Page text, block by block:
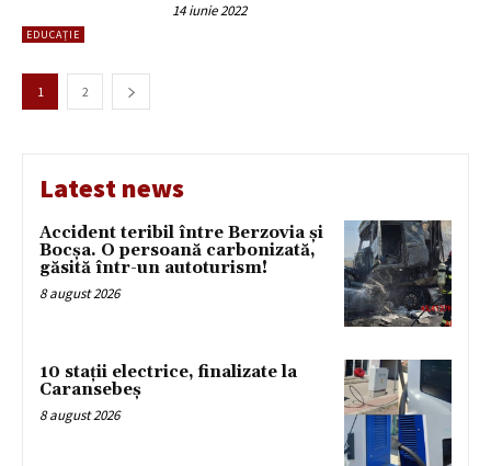
EDUCAȚIE
14 iunie 2022
1 2
Latest news
Accident teribil între Berzovia și
Bocșa. O persoană carbonizată,
găsită într-un autoturism!
8 august 2026
10 stații electrice, finalizate la
Caransebeș
8 august 2026